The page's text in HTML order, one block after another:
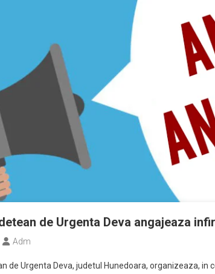
de Urgenta Deva angajeaza
Adm
de Urgenta Deva, judetul Hunedoara, organizeaza, in